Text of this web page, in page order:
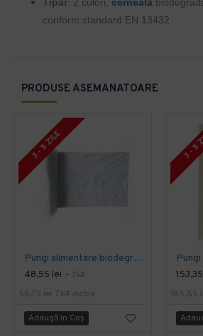
PRODUSE ASEMANATOARE
3 - 5 ZILE
Pungi alimentare biodegradabile, 400buc/rola, 30x40 cm
48,55 lei + TVA
58,75 lei TVA inclus
Adaugă în Coş
3 - 5
185,55
conform standard EN 13432